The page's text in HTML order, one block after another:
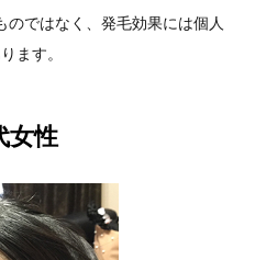
のではなく、発毛効果には個人
ます。
女性